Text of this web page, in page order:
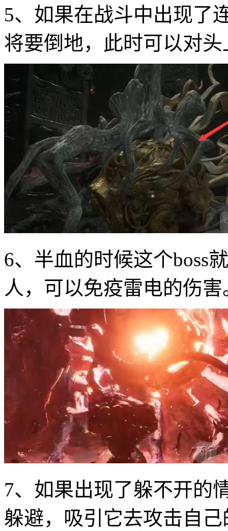
5、如果在战斗中出现了
将要倒地，此时可以对
6、半血的时候这个boss
人，可以免疫雷电的伤害
7、如果出现了躲不开的
躲避，吸引它去攻击自